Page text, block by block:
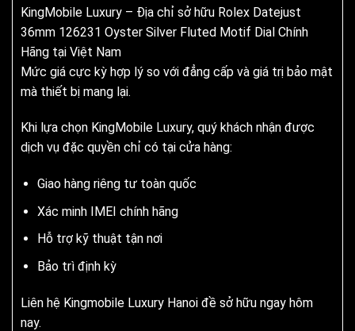
KingMobile Luxury – Địa chỉ sở hữu Rolex Datejust
36mm 126231 Oyster Silver Fluted Motif Dial Chính
Hãng tại Việt Nam
Mức giá cực kỳ hợp lý so với đẳng cấp và giá trị bảo mật
mà thiết bị mang lại.
Khi lựa chọn KingMobile Luxury, quý khách nhận được
dịch vụ đặc quyền chỉ có tại cửa hàng:
Giao hàng riêng tư toàn quốc
Xác minh IMEI chính hãng
Hỗ trợ kỹ thuật tận nơi
Bảo trì định kỳ
Liên hệ Kingmobile Luxury Hanoi đề sở hữu ngay hôm
nay.